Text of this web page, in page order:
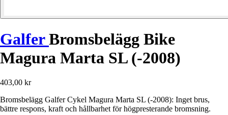
GalferBromsbelägg Bike
Magura Marta SL (-2008)
403,00 kr
Bromsbelägg Galfer Cykel Magura Marta SL (-2008): Inget brus,
bättre respons, kraft och hållbarhet för högpresterande bromsning.